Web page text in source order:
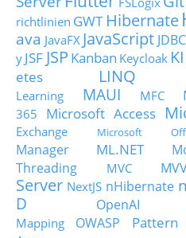
richtlinien GWT Hibernate
ava JavaFX JavaScript JDBC
y JSF JSP Kanban Keycloak KI
etes
LINQ
Learning
MAUI MFC
365
Microsoft Access
Exchange
Microsoft
Manager
ML.NET
Threading
MVC
Server NextJS nHibernate
D
OpenAI
Mapping
OWASP Pattern